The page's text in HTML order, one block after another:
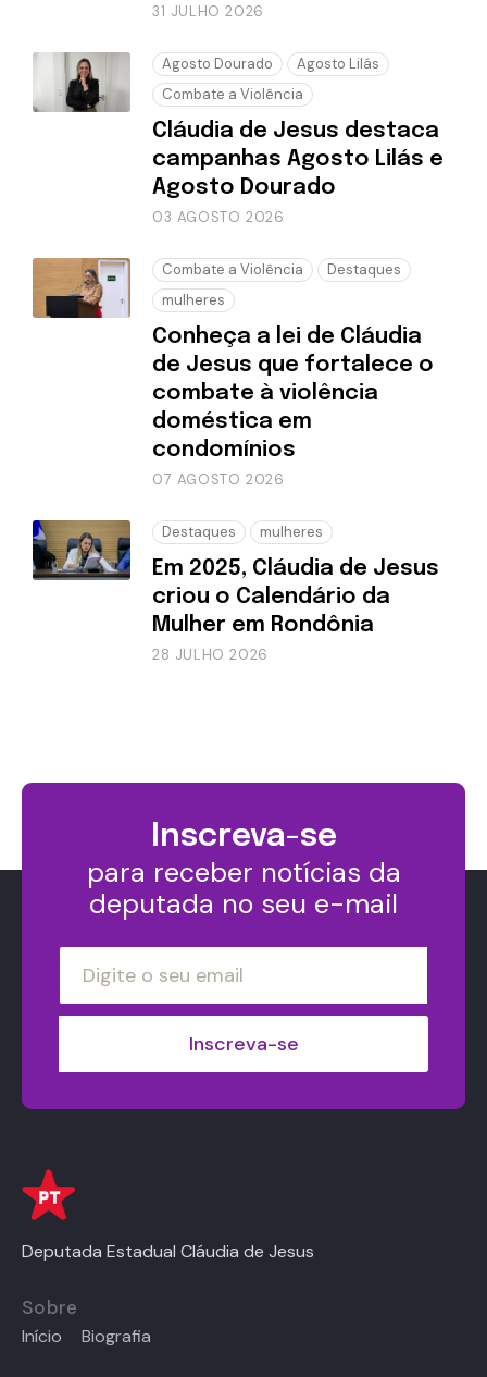
31 JULHO 2026
Agosto Dourado
Agosto Lilás
Combate a Violência
Cláudia de Jesus destaca
campanhas Agosto Lilás e
Agosto Dourado
03 AGOSTO 2026
Combate a Violência
Destaques
mulheres
Conheça a lei de Cláudia
de Jesus que fortalece o
combate à violência
doméstica em
condomínios
07 AGOSTO 2026
Destaques mulheres
Em 2025, Cláudia de Jesus
criou o Calendário da
Mulher em Rondônia
28 JULHO 2026
Inscreva-se
para receber notícias da
deputada no seu e-mail
Deputada Estadual Cláudia de Jesus
Sobre
Início Biografia